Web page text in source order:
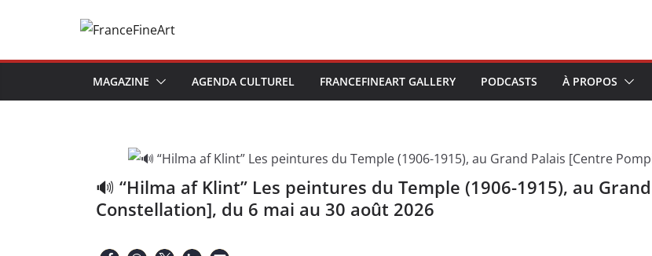
MAGAZINE AGENDA CULTUREL FRANCEFINEART GALLERY PODCASTS À PROPOS
🔊 “Hilma af Klint” Les peintures du Temple (1906-1915), au
Constellation], du 6 mai au 30 août 2026